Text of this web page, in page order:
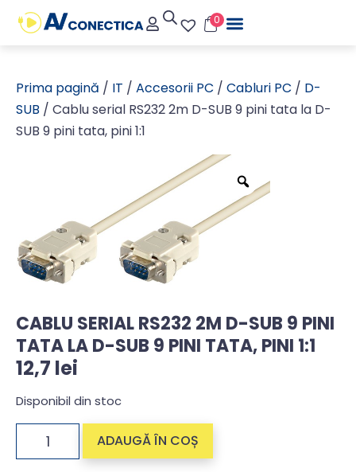
0
Prima pagină / IT / Accesorii PC / Cabluri PC / D-
SUB / Cablu serial RS232 2m D-SUB 9 pini tata la D-
SUB 9 pini tata, pini 1:1
CABLU SERIAL RS232 2M D-SUB 9 PINI
TATA LA D-SUB 9 PINI TATA, PINI 1:1
12,7 lei
Disponibil din stoc
ADAUGĂ ÎN COȘ